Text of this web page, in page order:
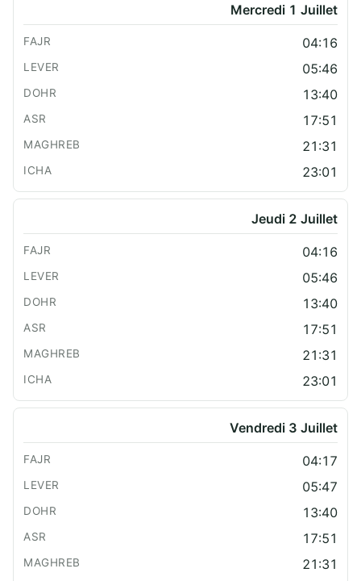
Mercredi 1 Juillet
04:16
05:46
13:40
17:51
21:31
23:01
Jeudi 2 Juillet
04:16
05:46
13:40
17:51
21:31
23:01
Vendredi 3 Juillet
04:17
05:47
13:40
17:51
21:31